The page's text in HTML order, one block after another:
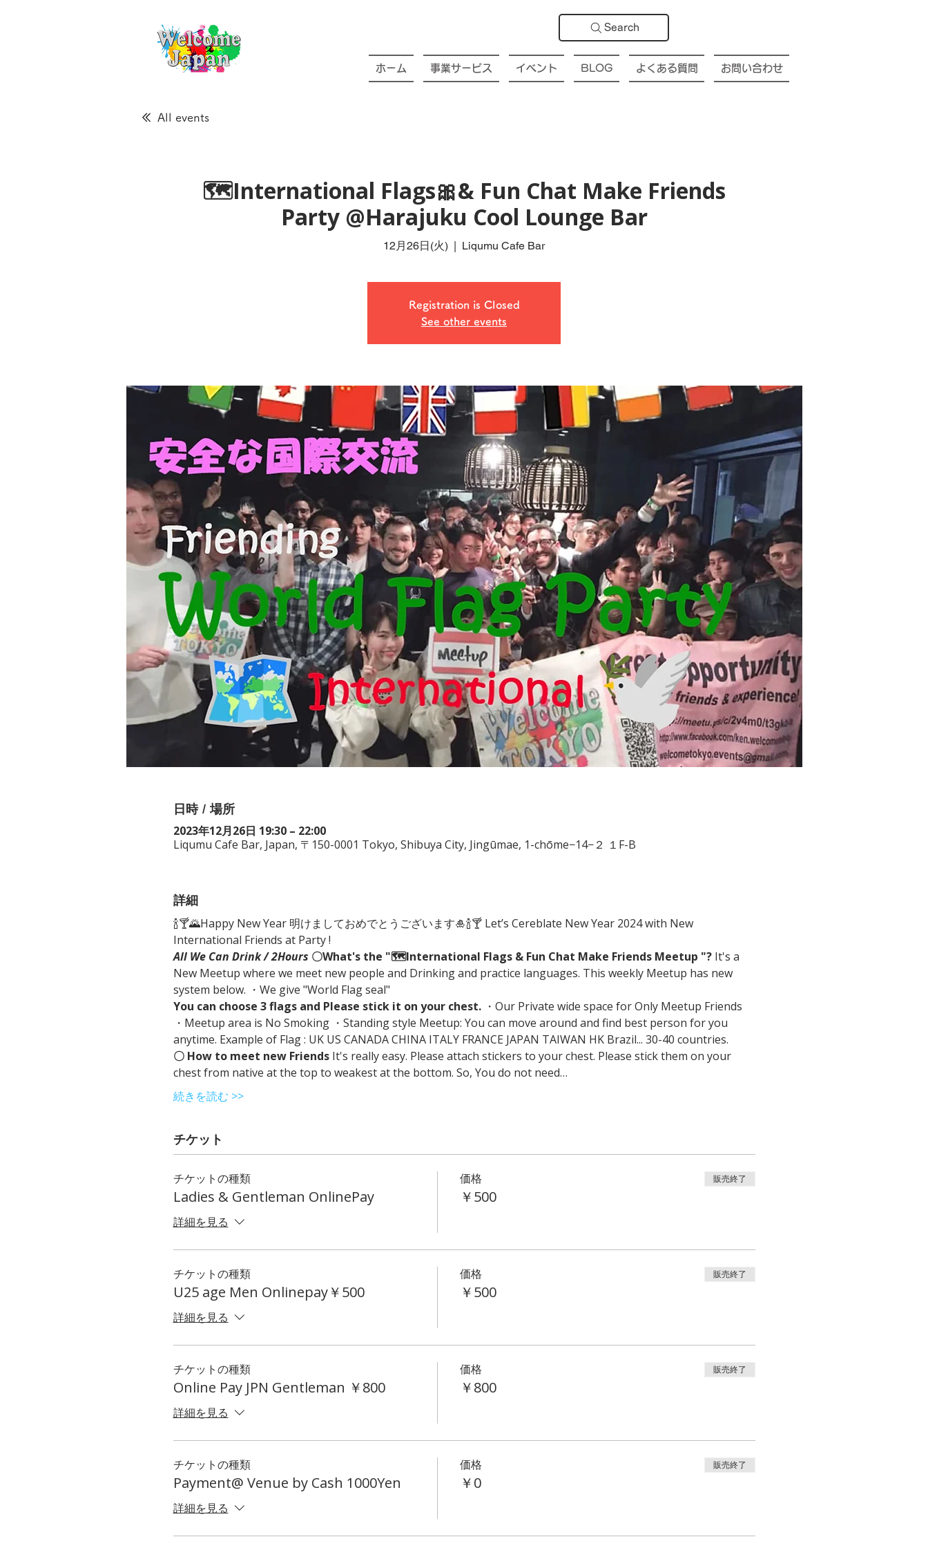
Search
ホーム 事業サービス イベント BLOG よくある質問 お問い合わせ
All events
🗺International Flags🎀& Fun Chat Make Friends
Party @Harajuku Cool Lounge Bar
12月26日(火)
  |
Liqumu Cafe Bar
Registration is Closed
See other events
日時 / 場所
2023年12月26日 19:30 – 22:00
Liqumu Cafe Bar, Japan, 〒150-0001 Tokyo, Shibuya City, Jingūmae, 1-chōme−14−２ １F-B
詳細
🍾🍸🌄Happy New Year 明けましておめでとうございます🎍🍾🍸 Let’s Cereblate New Year 2024 with New
International Friends at Party !
All We Can Drink / 2Hours 〇What's the "🗺International Flags & Fun Chat Make Friends Meetup "? It's a
New Meetup where we meet new people and Drinking and practice languages. This weekly Meetup has new
system below. ・We give "World Flag seal"
You can choose 3 flags and Please stick it on your chest. ・Our Private wide space for Only Meetup Friends
・Meetup area is No Smoking ・Standing style Meetup: You can move around and find best person for you
anytime. Example of Flag : UK US CANADA CHINA ITALY FRANCE JAPAN TAIWAN HK Brazil... 30-40 countries.
〇 How to meet new Friends It's really easy. Please attach stickers to your chest. Please stick them on your
chest from native at the top to weakest at the bottom. So, You do not need…
続きを読む >>
チケット
チケットの種類
Ladies & Gentleman OnlinePay
詳細を見る
価格
￥500
販売終了
チケットの種類
U25 age Men Onlinepay￥500
詳細を見る
価格
￥500
販売終了
チケットの種類
Online Pay JPN Gentleman ￥800
詳細を見る
価格
￥800
販売終了
チケットの種類
Payment@ Venue by Cash 1000Yen
詳細を見る
価格
￥0
販売終了